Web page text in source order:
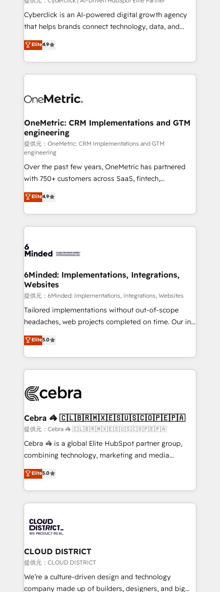
Cyberclick is an AI-powered digital growth agency
that helps brands connect technology, data, and
creativity to achieve measurable results. Founded in
Barcelona and operating across Spain, LATAM, and
the UK, we support global companies in building
smarter marketing, sales, and customer success
Iberia (Spain & Portugal), we combine human insight
growth. Our multidisciplinary team designs solutions
that simplify complexity, boost performance, and
turn innovation into real impact. 🌍 Highlights •
HubSpot Partner since 2012 • 2022 EMEA Impact
Award: Best Integration • 150+ successful HubSpot
projects • Clients in 30+ industries • Proprietary
technology for integrations • Multilingual team:
English, Spanish, Portuguese & Italian 👉 Grow
smarter with AI and HubSpot.
Elite4.9
OneMetric: CRM Implementations and GTM
engineering
提供元：OneMetric: CRM Implementations and GTM
engineering
Over the past few years, OneMetric has partnered
with 750+ customers across SaaS, fintech,
healthcare, real estate, and other industries. With
150+ HubSpot-certified experts, we deliver scalable
solutions to complex GTM and RevOps challenges.
Our Expertise 🔹 Onboarding & Implementation:
tailored to your GTM motion. 🔹 Migrations:
from other CRMs to HubSpot without data loss or
downtime. 🔹 RevOps Strategy: Align teams,
processes, and data to drive revenue efficiency. 🔹
Integrations: Connect HubSpot with your tech stack
for better adoption. 🔹 Custom Solutions: Build
SOC 2 Type II and ISO 27001 certified, reinforcing
our commitment to data security and compliance. At
Elite4.9
6Minded: Implementations, Integrations,
Websites
提供元：6Minded: Implementations, Integrations, Websites
Tailored implementations without out-of-scope
headaches, web projects completed on time. Our in-
house team of certified CRM architects, experts,
developers, designers, and marketers handles all
aspects of your HubSpot. ✨ 400+ global clients ✨
100+ seamless migrations from 15+ different CRMs
implementations, and 5,000+ pages ✨ CS: Clients
CS: 245% organic growth & +751% new visitors for a
full-funnel HubSpot project ✨ CS: 415% conversion
boost with a new HubSpot site Recognized leaders:
🏆 HubSpot Platform Migration Impact Award 🏆
Inbound Campaign of the Year 🏆 Gold AVA Digital
Award for Best Website 🌟 Accreditations: CRM
Elite5.0
Cebra 🦓 🇨🇱🇧🇷🇲🇽🇪🇸🇺🇸🇨🇴🇵🇪🇵🇦
提供元：Cebra 🦓 🇨🇱🇧🇷🇲🇽🇪🇸🇺🇸🇨🇴🇵🇪🇵🇦
Cebra 🦓 is a global Elite HubSpot partner group,
combining technology, marketing and media
expertise across Latin America and Southern
Europe, with teams across 7 countries. Born in Chile,
we combine local insight with international reach to
help businesses grow through technology, creativity,
500+ HubSpot implementations, building end-to-
end solutions that integrate CRM, AI automation,
inbound and loop marketing, content, and digital
creativity. Our multicultural team works in Spanish,
Portuguese, and English to design scalable strategies
that drive measurable growth. 🌎 Highlights: • 10+
Elite5.0
CLOUD DISTRICT
提供元：CLOUD DISTRICT
We’re a culture-driven design and technology
company made up of builders, designers, and big